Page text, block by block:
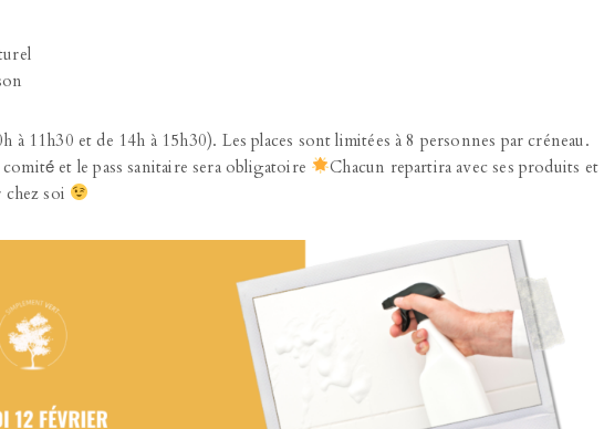
à 11h30 et de 14h à 15h30). Les places sont limitées à 8 personnes par créneau.
et le pass sanitaire sera obligatoire
Chacun repartira avec ses produits et
soi